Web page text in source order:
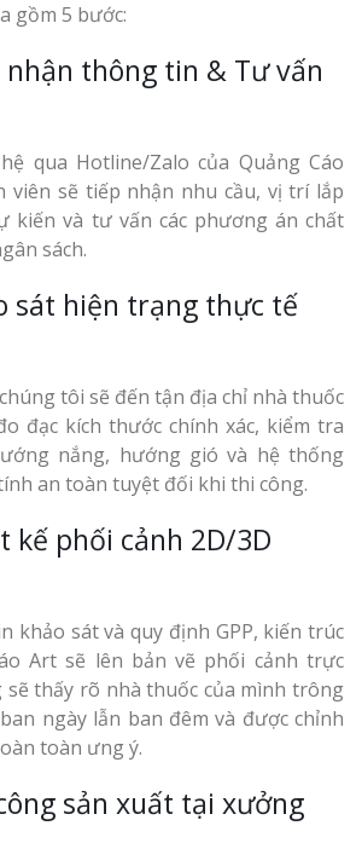
gồm 5 bước:
nhận thông tin & Tư vấn
qua Hotline/Zalo của Quảng Cáo
viên sẽ tiếp nhận nhu cầu, vị trí lắp
kiến và tư vấn các phương án chất
sách.
sát hiện trạng thực tế
tôi sẽ đến tận địa chỉ nhà thuốc
đạc kích thước chính xác, kiểm tra
nắng, hướng gió và hệ thống
an toàn tuyệt đối khi thi công.
kế phối cảnh 2D/3D
khảo sát và quy định GPP, kiến trúc
Art sẽ lên bản vẽ phối cảnh trực
sẽ thấy rõ nhà thuốc của mình trông
ngày lẫn ban đêm và được chỉnh
toàn ưng ý.
sản xuất tại xưởng